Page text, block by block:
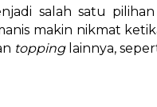
salah satu pilihan
makin nikmat
topping lainnya,